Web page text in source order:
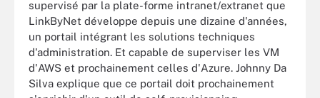
supervisé par la plate-forme intranet/extranet que
LinkByNet développe depuis une dizaine d'années,
un portail intégrant les solutions techniques
d'administration. Et capable de superviser les VM
d'AWS et prochainement celles d'Azure. Johnny Da
Silva explique que ce portail doit prochainement